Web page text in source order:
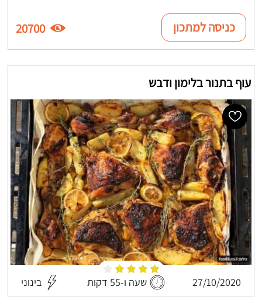
כניסה למתכון 20700
עוף בתנור בלימון ודבש
27/10/2020 שעה ו-55 דקות בינוני